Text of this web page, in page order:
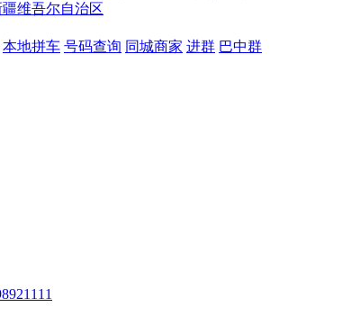
疆维吾尔自治区
本地拼车 号码查询 同城商家 进群 巴中群